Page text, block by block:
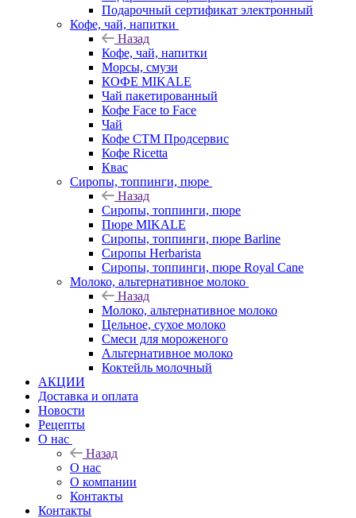
Подарочный сертификат электронный
Кофе, чай, напитки
Назад
Кофе, чай, напитки
Морсы, смузи
КОФЕ MIKALE
Чай пакетированный
Кофе Face to Face
Чай
Кофе СТМ Продсервис
Кофе Ricetta
Квас
Сиропы, топпинги, пюре
Назад
Сиропы, топпинги, пюре
Пюре MIKALE
Сиропы, топпинги, пюре Barline
Сиропы Herbarista
Сиропы, топпинги, пюре Royal Cane
Молоко, альтернативное молоко
Назад
Молоко, альтернативное молоко
Цельное, сухое молоко
Смеси для мороженого
Альтернативное молоко
Коктейль молочный
АКЦИИ
Доставка и оплата
Новости
Рецепты
О нас
Назад
О нас
О компании
Контакты
Контакты